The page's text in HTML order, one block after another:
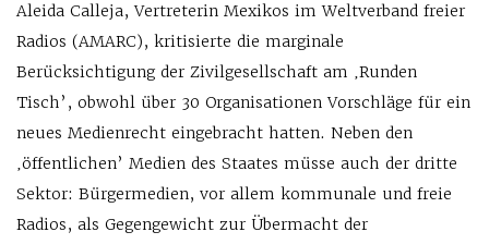
Aleida Calleja, Vertreterin Mexikos im Weltverband freier
Radios (AMARC), kritisierte die marginale
Berücksichtigung der Zivilgesellschaft am ‚Runden
Tisch’, obwohl über 30 Organisationen Vorschläge für ein
neues Medienrecht eingebracht hatten. Neben den
‚öffentlichen’ Medien des Staates müsse auch der dritte
Sektor: Bürgermedien, vor allem kommunale und freie
Radios, als Gegengewicht zur Übermacht der